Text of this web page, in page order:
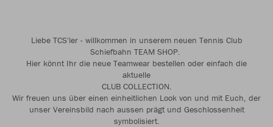
Liebe TCS'ler - willkommen in unserem neuen Tennis Club
Schiefbahn TEAM SHOP.
Hier könnt Ihr die neue Teamwear bestellen oder einfach die
aktuelle
CLUB COLLECTION.
Wir freuen uns über einen einheitlichen Look von und mit Euch, der
unser Vereinsbild nach aussen prägt und Geschlossenheit
symbolisiert.